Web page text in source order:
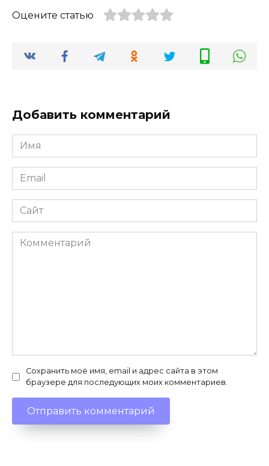
Оцените статью
Добавить комментарий
Имя
*
Email
*
Сайт
Комментарий
Сохранить моё имя, email и адрес сайта в этом
браузере для последующих моих комментариев.